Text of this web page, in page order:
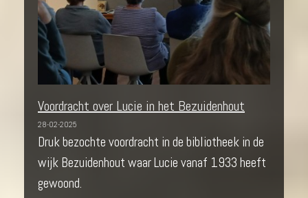
Voordracht over Lucie in het Bezuidenhout
28-02-2025
Druk bezochte voordracht in de bibliotheek in de
wijk Bezuidenhout waar Lucie vanaf 1933 heeft
gewoond.